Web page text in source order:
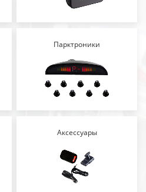
Парктроники
Аксессуары